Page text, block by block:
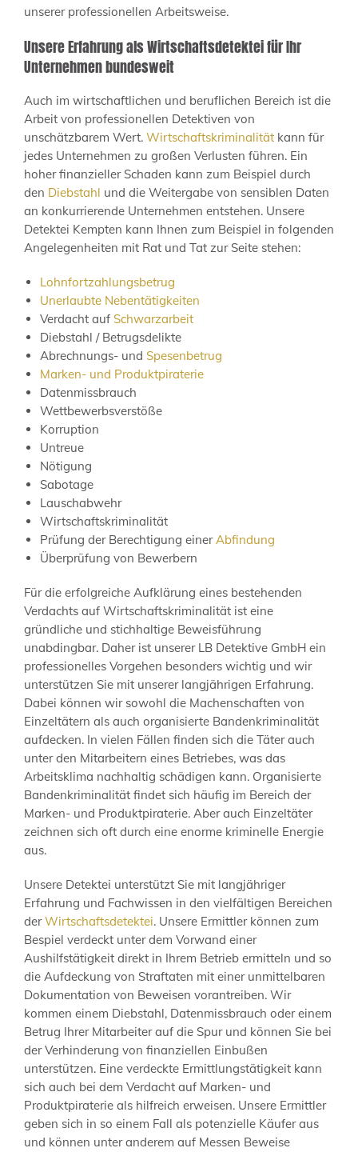
unserer professionellen Arbeitsweise.
Unsere Erfahrung als Wirtschaftsdetektei für Ihr
Unternehmen bundesweit
Auch im wirtschaftlichen und beruflichen Bereich ist die
Arbeit von professionellen Detektiven von
unschätzbarem Wert. Wirtschaftskriminalität kann für
jedes Unternehmen zu großen Verlusten führen. Ein
hoher finanzieller Schaden kann zum Beispiel durch
den Diebstahl und die Weitergabe von sensiblen Daten
an konkurrierende Unternehmen entstehen. Unsere
Detektei Kempten kann Ihnen zum Beispiel in folgenden
Angelegenheiten mit Rat und Tat zur Seite stehen:
Lohnfortzahlungsbetrug
Unerlaubte Nebentätigkeiten
Verdacht auf Schwarzarbeit
Diebstahl / Betrugsdelikte
Abrechnungs- und Spesenbetrug
Marken- und Produktpiraterie
Datenmissbrauch
Wettbewerbsverstöße
Korruption
Untreue
Nötigung
Sabotage
Lauschabwehr
Wirtschaftskriminalität
Prüfung der Berechtigung einerAbfindung
Überprüfung von Bewerbern
Für die erfolgreiche Aufklärung eines bestehenden
Verdachts auf Wirtschaftskriminalität ist eine
gründliche und stichhaltige Beweisführung
unabdingbar. Daher ist unserer LB Detektive GmbH ein
professionelles Vorgehen besonders wichtig und wir
unterstützen Sie mit unserer langjährigen Erfahrung.
Dabei können wir sowohl die Machenschaften von
Einzeltätern als auch organisierte Bandenkriminalität
aufdecken. In vielen Fällen finden sich die Täter auch
unter den Mitarbeitern eines Betriebes, was das
Arbeitsklima nachhaltig schädigen kann. Organisierte
Bandenkriminalität findet sich häufig im Bereich der
Marken- und Produktpiraterie. Aber auch Einzeltäter
zeichnen sich oft durch eine enorme kriminelle Energie
aus.
Unsere Detektei unterstützt Sie mit langjähriger
Erfahrung und Fachwissen in den vielfältigen Bereichen
derWirtschaftsdetektei. Unsere Ermittler können zum
Bespiel verdeckt unter dem Vorwand einer
Aushilfstätigkeit direkt in Ihrem Betrieb ermitteln und so
die Aufdeckung von Straftaten mit einer unmittelbaren
Dokumentation von Beweisen vorantreiben. Wir
kommen einem Diebstahl, Datenmissbrauch oder einem
Betrug Ihrer Mitarbeiter auf die Spur und können Sie bei
der Verhinderung von finanziellen Einbußen
unterstützen. Eine verdeckte Ermittlungstätigkeit kann
sich auch bei dem Verdacht auf Marken- und
Produktpiraterie als hilfreich erweisen. Unsere Ermittler
geben sich in so einem Fall als potenzielle Käufer aus
und können unter anderem auf Messen Beweise